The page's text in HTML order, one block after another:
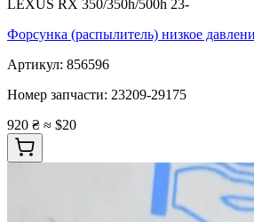
LEXUS RX 350/350h/500h 23-
Форсунка (распылитель) низкое
Артикул: 856596
Номер запчасти: 23209-29175
920 ₴ ≈ $20